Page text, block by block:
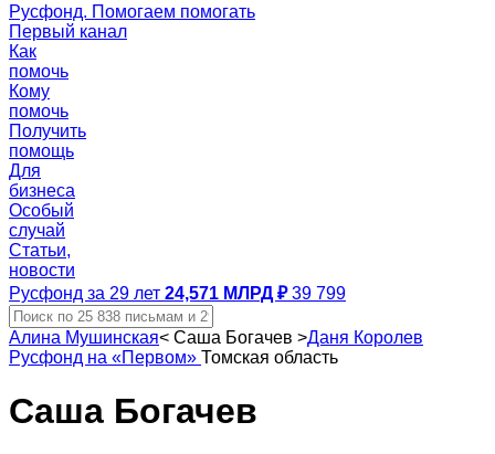
Русфонд. Помогаем помогать
Первый канал
Как
помочь
Кому
помочь
Получить
помощь
Для
бизнеса
Особый
случай
Статьи,
новости
Русфонд за 29 лет 24,571 МЛРД ₽ 39 799
Алина Мушинская< Саша Богачев >Даня Королев
Русфонд на «Первом» Томская область
Саша Богачев